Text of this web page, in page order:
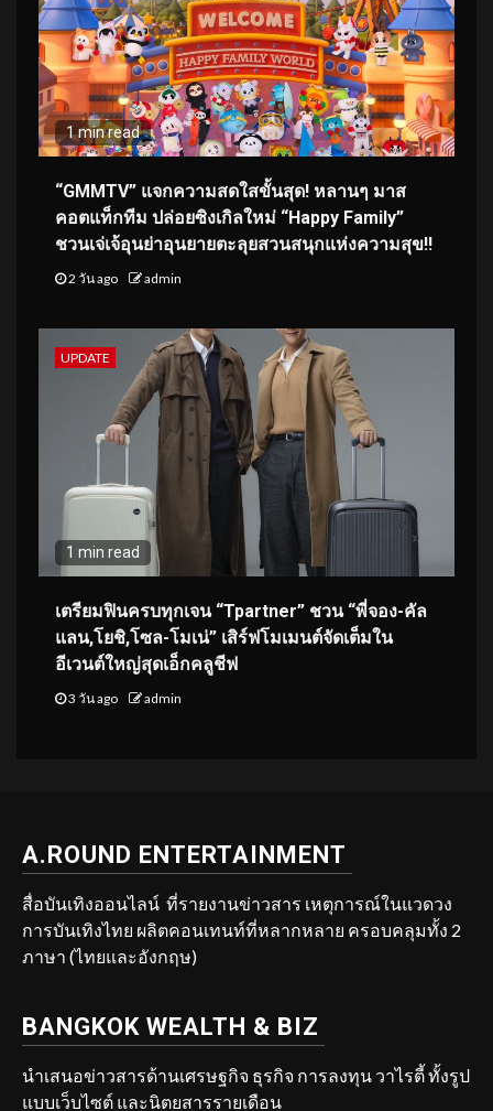
1 min read
“GMMTV” แจกความสดใสขั้นสุด! หลานๆ มาส
คอตแท็กทีม ปล่อยซิงเกิลใหม่ “Happy Family”
ชวนเจ่เจ้อุนย่าอุนยายตะลุยสวนสนุกแห่งความสุข!!
2 วัน ago admin
UPDATE
1 min read
เตรียมฟินครบทุกเจน “Tpartner” ชวน “พี่จอง-คัล
แลน,โยชิ,โซล-โมเน่” เสิร์ฟโมเมนต์จัดเต็มใน
อีเวนต์ใหญ่สุดเอ็กคลูชีฟ
3 วัน ago admin
A.ROUND ENTERTAINMENT
สื่อบันเทิงออนไลน์ ที่รายงานข่าวสาร เหตุการณ์ในแวดวง
การบันเทิงไทย ผลิตคอนเทนท์ที่หลากหลาย ครอบคลุมทั้ง 2
ภาษา (ไทยและอังกฤษ)
BANGKOK WEALTH & BIZ
นำเสนอข่าวสารด้านเศรษฐกิจ ธุรกิจ การลงทุน วาไรตี้ ทั้งรูป
แบบเว็บไซต์ และนิตยสารรายเดือน